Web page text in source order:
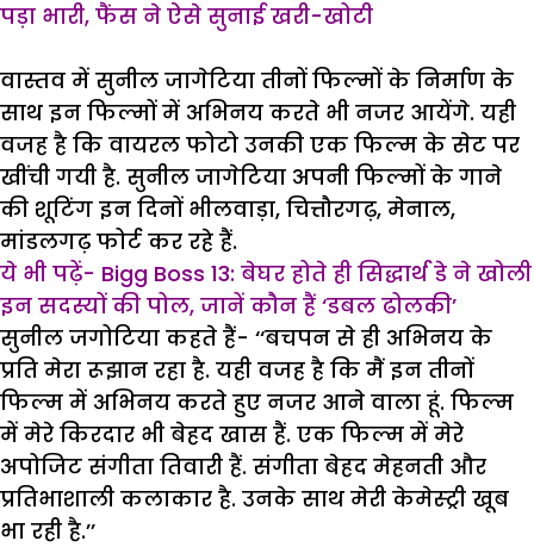
पड़ा भारी, फैंस ने ऐसे सुनाई खरी-खोटी
वास्तव में सुनील जागेटिया तीनों फिल्मों के निर्माण के
साथ इन फिल्मों में अभिनय करते भी नजर आयेंगे. यही
वजह है कि वायरल फोटो उनकी एक फिल्म के सेट पर
खींची गयी है. सुनील जागेटिया अपनी फिल्मों के गाने
की शूटिंग इन दिनों भीलवाड़ा, चित्तौरगढ़, मेनाल,
मांडलगढ़ फोर्ट कर रहे हैं.
ये भी पढ़ें- Bigg Boss 13: बेघर होते ही सिद्धार्थ डे ने खोली
इन सदस्यों की पोल, जानें कौन हैं ‘डबल ढोलकी’
सुनील जगोटिया कहते हैं- ‘‘बचपन से ही अभिनय के
प्रति मेरा रूझान रहा है. यही वजह है कि मैं इन तीनों
फिल्म में अभिनय करते हुए नजर आने वाला हूं. फिल्म
में मेरे किरदार भी बेहद खास हैं. एक फिल्म में मेरे
अपोजिट संगीता तिवारी हैं. संगीता बेहद मेहनती और
प्रतिभाशाली कलाकार है. उनके साथ मेरी केमेस्ट्री खूब
भा रही है.’’